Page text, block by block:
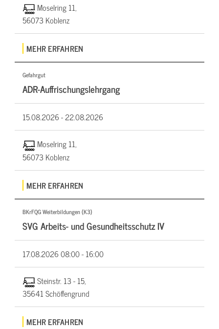
Moselring 11,
56073 Koblenz
MEHR ERFAHREN
Gefahrgut
ADR-Auffrischungslehrgang
15.08.2026 -22.08.2026
Moselring 11,
56073 Koblenz
MEHR ERFAHREN
BKrFQG Weiterbildungen (K3)
SVG Arbeits- und Gesundheitsschutz IV
17.08.202608:00 - 16:00
Steinstr. 13 - 15,
35641 Schöffengrund
MEHR ERFAHREN